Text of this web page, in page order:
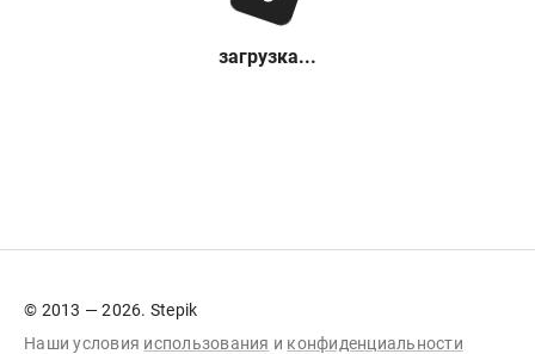
загрузка...
© 2013 — 2026. Stepik
Наши условия использования и конфиденциальности